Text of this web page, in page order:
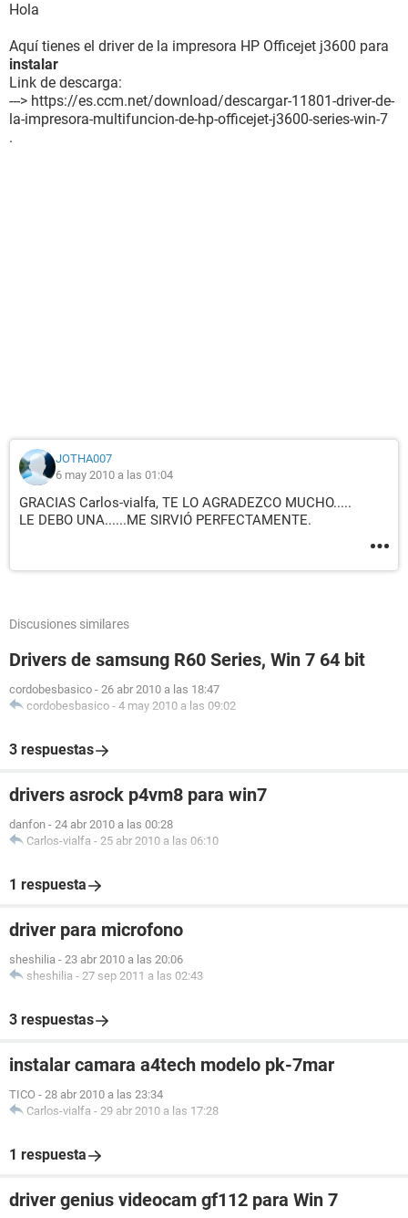
Hola
Aquí tienes el driver de la impresora HP Officejet j3600 para
instalar
Link de descarga:
---> https://es.ccm.net/download/descargar-11801-driver-de-
la-impresora-multifuncion-de-hp-officejet-j3600-series-win-7
.
JOTHA007
6 may 2010 a las 01:04
GRACIAS Carlos-vialfa, TE LO AGRADEZCO MUCHO.....
LE DEBO UNA......ME SIRVIÓ PERFECTAMENTE.
Discusiones similares
Drivers de samsung R60 Series, Win 7 64 bit
cordobesbasico - 26 abr 2010 a las 18:47
cordobesbasico - 4 may 2010 a las 09:02
3 respuestas
drivers asrock p4vm8 para win7
danfon - 24 abr 2010 a las 00:28
Carlos-vialfa - 25 abr 2010 a las 06:10
1 respuesta
driver para microfono
sheshilia - 23 abr 2010 a las 20:06
sheshilia - 27 sep 2011 a las 02:43
3 respuestas
instalar camara a4tech modelo pk-7mar
TICO - 28 abr 2010 a las 23:34
Carlos-vialfa - 29 abr 2010 a las 17:28
1 respuesta
driver genius videocam gf112 para Win 7